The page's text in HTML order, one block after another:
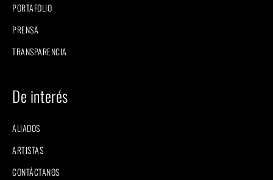
PORTAFOLIO
PRENSA
TRANSPARENCIA
De interés
ALIADOS
ARTISTAS
CONTÁCTANOS